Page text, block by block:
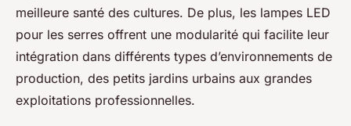
meilleure santé des cultures. De plus, les lampes LED
pour les serres offrent une modularité qui facilite leur
intégration dans différents types d’environnements de
production, des petits jardins urbains aux grandes
exploitations professionnelles.